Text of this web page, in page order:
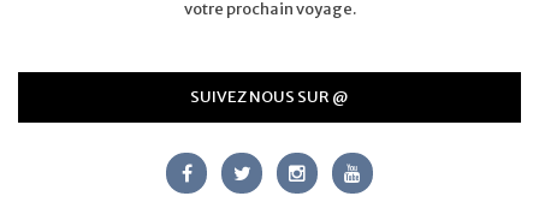
votre prochain voyage.
SUIVEZ NOUS SUR @